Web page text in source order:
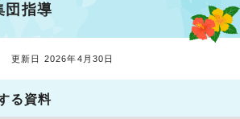
団指導
更新日 2026年4月30日
る資料